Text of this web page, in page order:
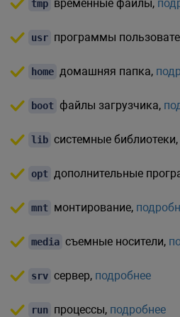
tmp временные файлы,
usr программы
home домашняя папка,
boot файлы загрузчика,
lib системные библиотеки,
opt дополнительные
mnt монтирование,
media съемные носители,
srv сервер, подробнее
run процессы, подробнее